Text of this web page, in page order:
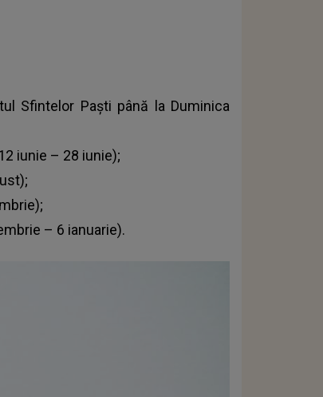
Sfintelor Paști până la Duminica
iunie – 28 iunie);
– 6 ianuarie).